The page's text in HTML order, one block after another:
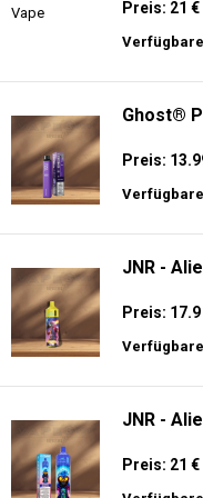
Preis: 21 €
Ghost®
Preis:
JNR -
Preis: 17.9
JNR -
Preis: 21 €